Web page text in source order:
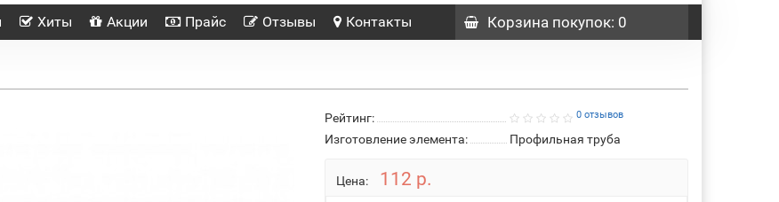
Хиты Акции Прайс Отзывы Контакты Корзинапокупок: 0
Рейтинг: 0 отзывов
Изготовление элемента: Профильная труба
Цена: 112 р.